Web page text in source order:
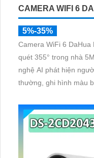
CAMERA WIFI 6
5%-35%
Camera WiFi 6 DaHua
quét 355° trong nhà
nghệ AI phát hiện
thường, ghi hình màu
ứng dụng DMSS,